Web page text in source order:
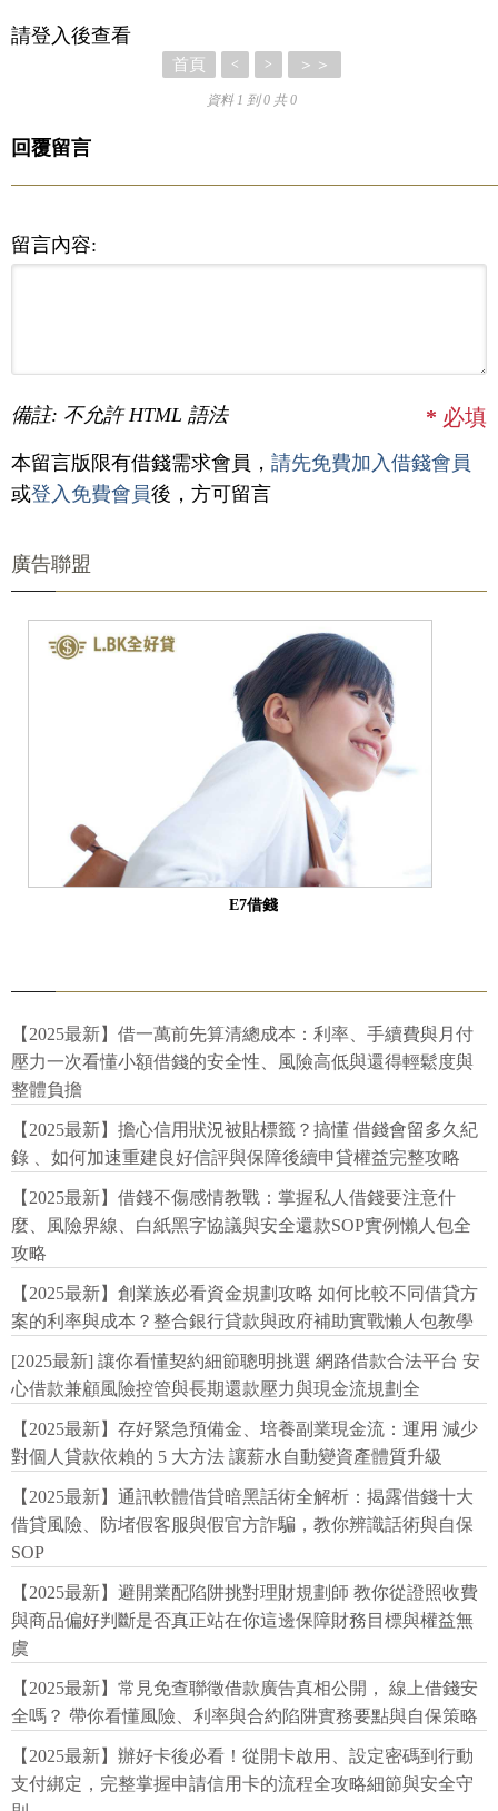
請登入後查看
首頁 < > ＞＞
資料 1 到 0 共 0
回覆留言
留言內容:
備註: 不允許 HTML 語法 * 必填
本留言版限有借錢需求會員， 請先免費加入借錢會員
或登入免費會員後，方可留言
廣告聯盟
E7借錢
【2025最新】借一萬前先算清總成本：利率、手續費與月付
壓力一次看懂小額借錢的安全性、風險高低與還得輕鬆度與
整體負擔
【2025最新】擔心信用狀況被貼標籤？搞懂 借錢會留多久紀
錄 、如何加速重建良好信評與保障後續申貸權益完整攻略
【2025最新】借錢不傷感情教戰：掌握私人借錢要注意什
麼、風險界線、白紙黑字協議與安全還款SOP實例懶人包全
攻略
【2025最新】創業族必看資金規劃攻略 如何比較不同借貸方
案的利率與成本？整合銀行貸款與政府補助實戰懶人包教學
[2025最新] 讓你看懂契約細節聰明挑選 網路借款合法平台 安
心借款兼顧風險控管與長期還款壓力與現金流規劃全
【2025最新】存好緊急預備金、培養副業現金流：運用 減少
對個人貸款依賴的 5 大方法 讓薪水自動變資產體質升級
【2025最新】通訊軟體借貸暗黑話術全解析：揭露借錢十大
借貸風險、防堵假客服與假官方詐騙，教你辨識話術與自保
SOP
【2025最新】避開業配陷阱挑對理財規劃師 教你從證照收費
與商品偏好判斷是否真正站在你這邊保障財務目標與權益無
虞
【2025最新】常見免查聯徵借款廣告真相公開， 線上借錢安
全嗎？ 帶你看懂風險、利率與合約陷阱實務要點與自保策略
【2025最新】辦好卡後必看！從開卡啟用、設定密碼到行動
支付綁定，完整掌握申請信用卡的流程全攻略細節與安全守